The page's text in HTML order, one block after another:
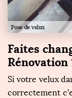
Faites
Rénovation
Si votre velux
correctement